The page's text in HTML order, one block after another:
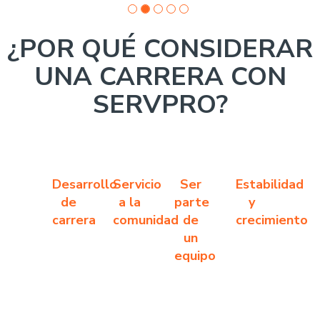
¿POR QUÉ CONSIDERAR
UNA CARRERA CON
SERVPRO?
Desarrollo
de
carrera
Servicio
a la
comunidad
Ser
parte
de
un
equipo
Estabilidad
y
crecimiento